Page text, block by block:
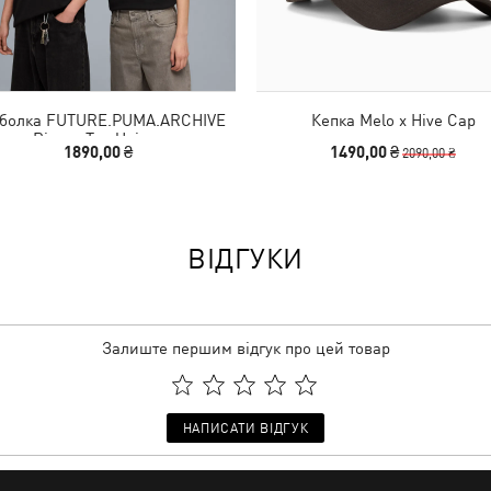
FUTURE.PUMA.ARCHIVE
Ringer Tee Unisex
1890,00 ₴
Кепка Melo x Hive Cap
1490,00 ₴2090,00 ₴
ВІДГУКИ
Залиште першим відгук про цей товар
НАПИСАТИ ВІДГУК